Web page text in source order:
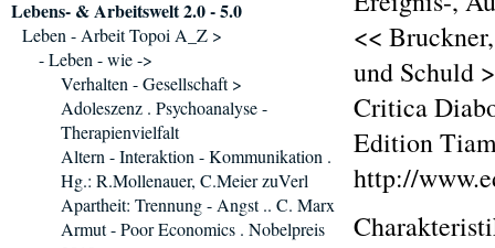
<<
und Schuld
Critica
Edition
http://
Lebens- & Arbeitswelt 2.0 - 5.0
Leben - Arbeit Topoi A_Z >
- Leben - wie ->
Verhalten - Gesellschaft >
Adoleszenz . Psychoanalyse -
Therapienvielfalt
Altern - Interaktion - Kommunikation .
Hg.: R.Mollenauer, C.Meier zuVerl
Apartheit: Trennung - Angst .. C. Marx
Armut - Poor Economics . Nobelpreis